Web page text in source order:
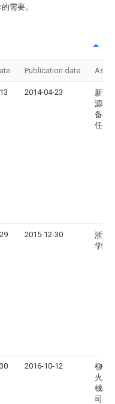
需要。
Publication date
2014-04-23
新乡
源机
备有
任公
2015-12-30
浙江
学院
2016-10-12
柳州
火工
械有
司